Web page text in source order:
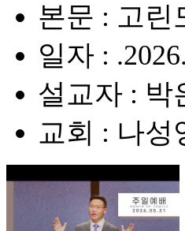
본문 : 고린
일자 :
설교자 : 박
교회 : 나성